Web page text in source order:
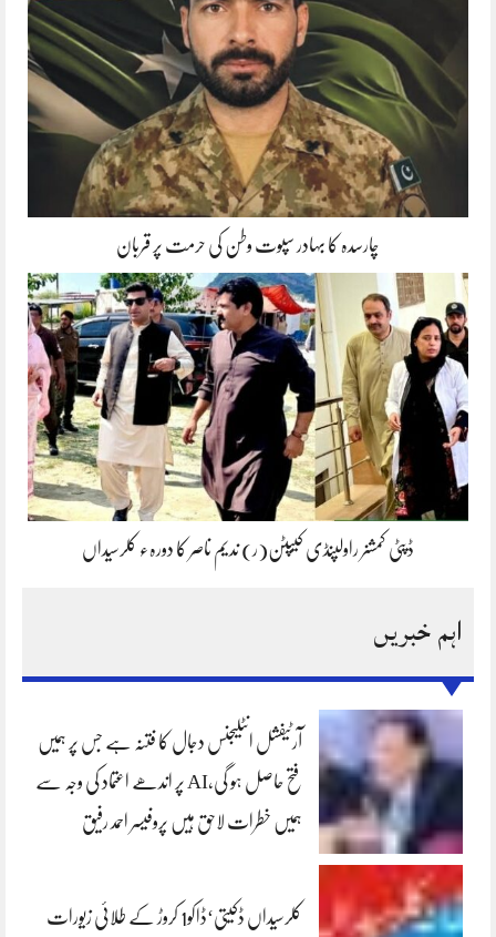
چارسدہ کا بہادر سپوت وطن کی حرمت پر قربان
ڈپٹی کمشنر راولپنڈی کیپٹن(ر) ندیم ناصر کا دورہء کلرسیداں
اہم خبریں
آرٹیفشل انٹلیجنس دجال کا فتنہ ہے جس پر ہمیں
فتح حاصل ہو گی،AI پر اندھے اعتماد کی وجہ سے
ہمیں خطرات لاحق ہیں پروفیسر احمد رفیق
کلرسیداں ڈکیتی‘ڈاکو1 کروڑ کے طلائی زیورات